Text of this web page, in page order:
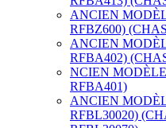
ANCIEN
RFBZ600)
ANCIEN
RFBA402)
NCIEN
RFBA401)
ANCIEN
RFBL30020)